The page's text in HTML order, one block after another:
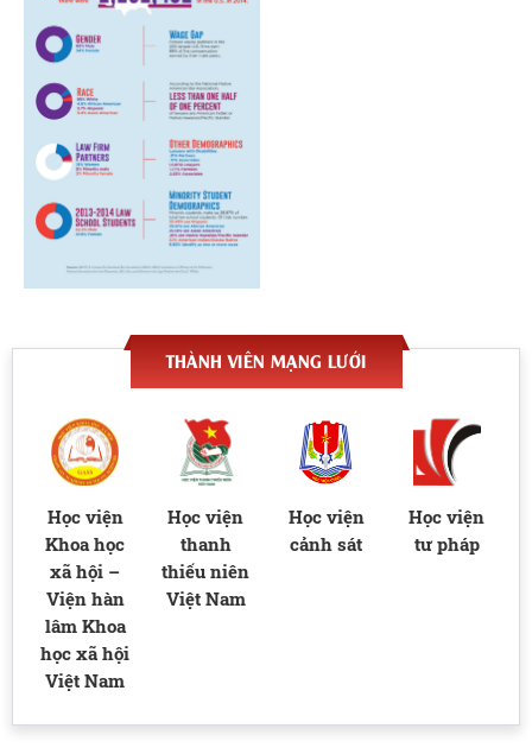
THÀNH VIÊN MẠNG LƯỚI
Học viện
Khoa học
xã hội –
Viện hàn
lâm Khoa
học xã hội
Việt Nam
Học viện
thanh
thiếu niên
Việt Nam
Học viện
cảnh sát
Học viện
tư pháp